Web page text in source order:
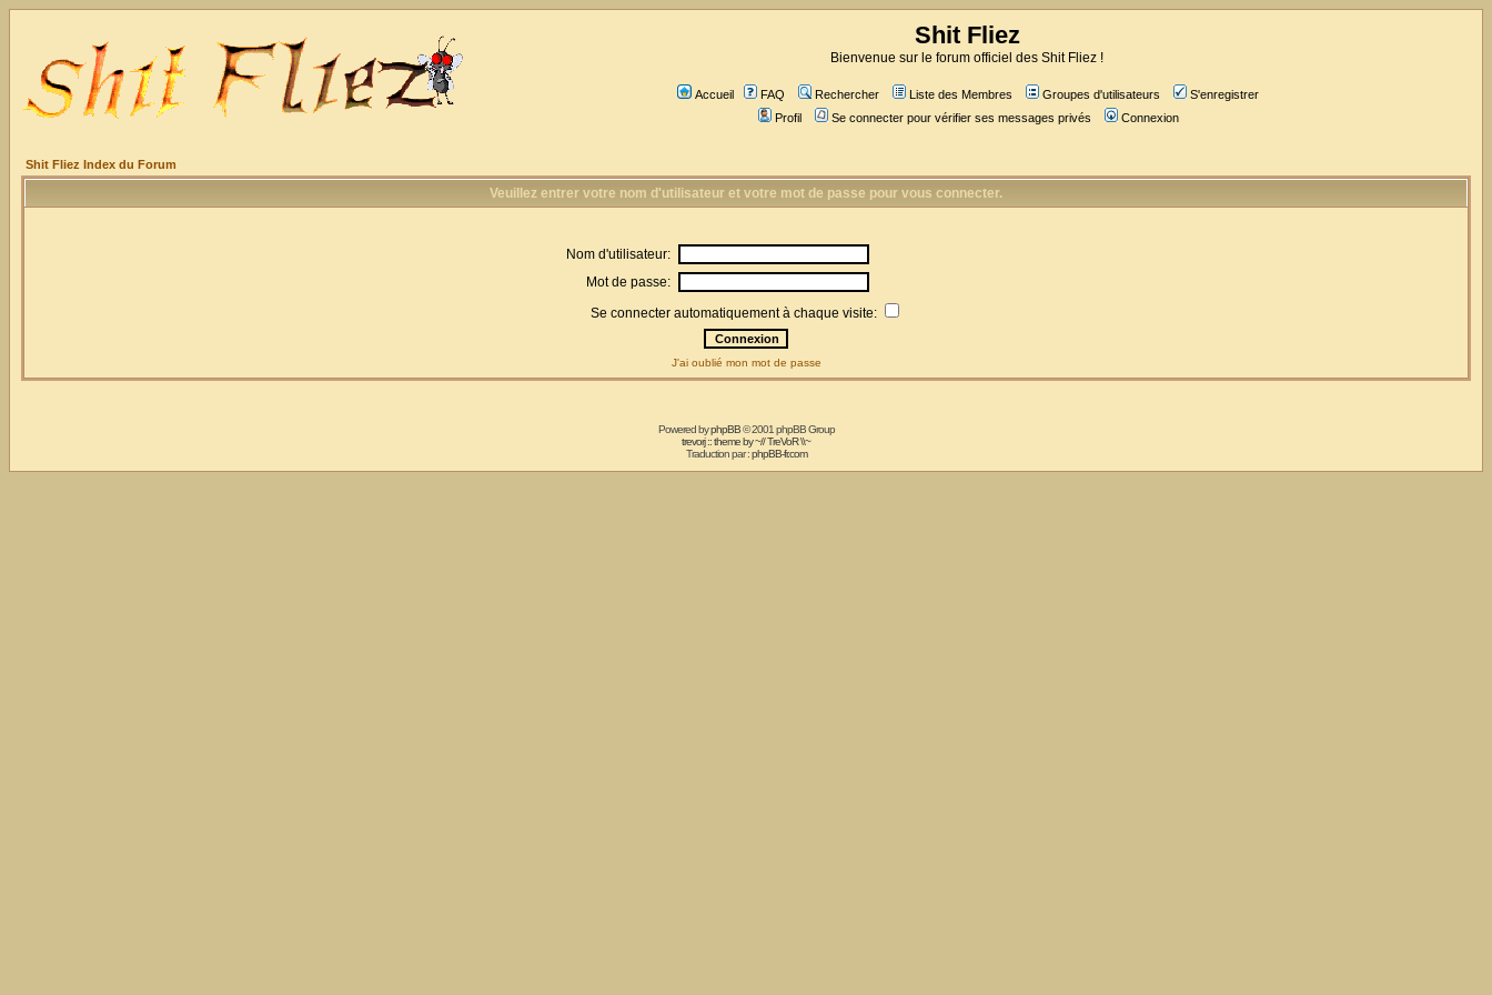
Shit Fliez
Bienvenue sur le forum officiel des Shit Fliez !
Accueil FAQ Rechercher Liste des Membres Groupes d'utilisateurs
S'enregistrer
Profil
Se connecter pour vérifier ses messages privés Connexion
Shit Fliez Index du Forum
Veuillez entrer votre nom d'utilisateur et votre mot de passe pour vous connecter.
Nom d'utilisateur:
Mot de passe:
Se connecter automatiquement à chaque visite:
J'ai oublié mon mot de passe
Powered byphpBB© 2001 phpBB Group
trevorj :: theme by ~// TreVoR \\~
Traduction par :phpBB-fr.com